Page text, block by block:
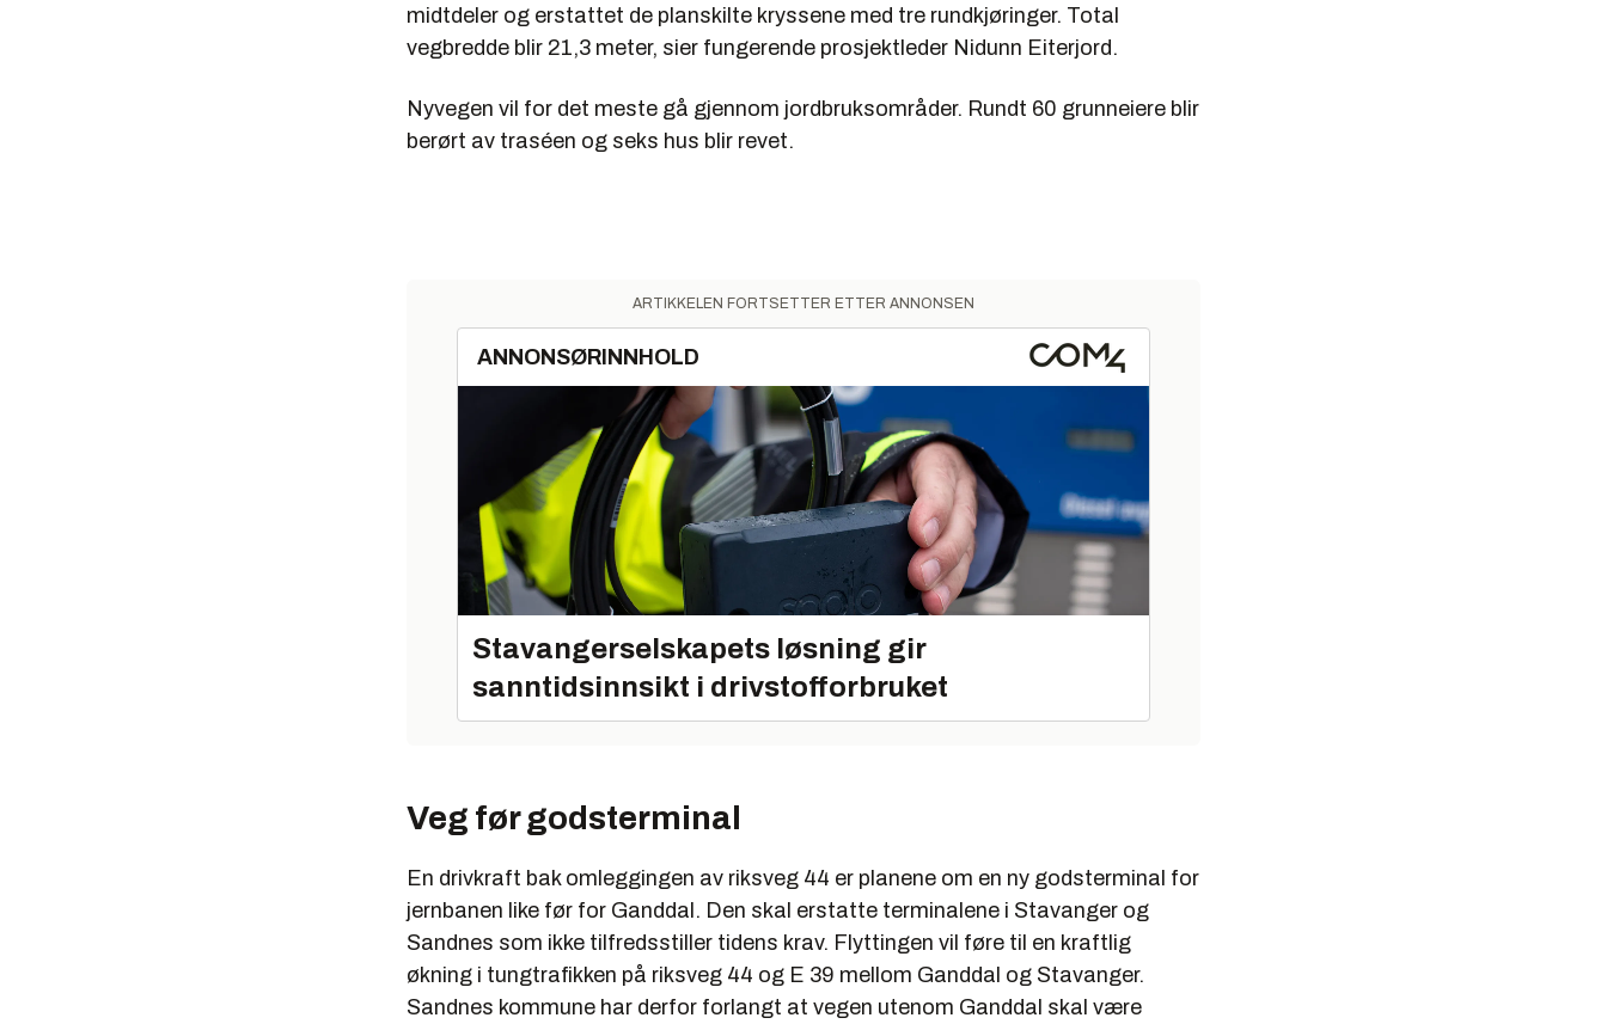
midtdeler og erstattet de planskilte kryssene med tre rundkjøringer. Total
vegbredde blir 21,3 meter, sier fungerende prosjektleder Nidunn Eiterjord.
Nyvegen vil for det meste gå gjennom jordbruksområder. Rundt 60 grunneiere blir
berørt av traséen og seks hus blir revet.
ARTIKKELEN FORTSETTER ETTER ANNONSEN
ANNONSØRINNHOLD
Stavangerselskapets løsning gir
sanntidsinnsikt i drivstofforbruket
Veg før godsterminal
En drivkraft bak omleggingen av riksveg 44 er planene om en ny godsterminal for
jernbanen like før for Ganddal. Den skal erstatte terminalene i Stavanger og
Sandnes som ikke tilfredsstiller tidens krav. Flyttingen vil føre til en kraftlig
økning i tungtrafikken på riksveg 44 og E 39 mellom Ganddal og Stavanger.
Sandnes kommune har derfor forlangt at vegen utenom Ganddal skal være